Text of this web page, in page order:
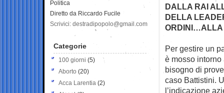
DALLA RAI
DELLA
ORDINI…ALLA
Per gestire un
è mosso intorno
bisogno di
caso Battistini.
l’indicazione
Politica
Diretto da Riccardo Fucile
Scrivici: destradipopolo@gmail.com
Categorie
100 giorni (5)
Aborto (20)
Acca Larentia (2)